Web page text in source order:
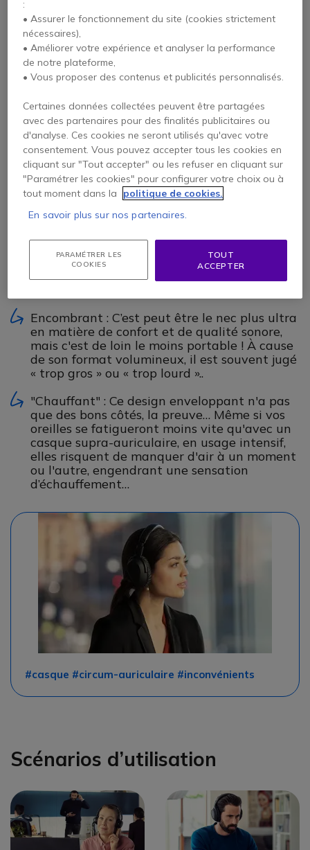
Isolation sonore de pointe : Le design
enveloppant des coussinets over-ear offre
une bien meilleure annulation passive des
bruits de fond (rien à voir avec l'ANC). Vous
pouvez vous plongez à 100% dans vos appels
ou votre musique sans vous soucier de ce
Qualité sonore supérieure : C'est
mathématique, coussinets plus imposants =
haut-parleurs plus grands ! En d'autres
termes, vous profitez d'une reproduction
audio plus précise avec une gamme de
fréquences audio plus large, de quoi vous
envelopper dans un son naturel...
Encombrant : C’est peut être le nec plus ultra
en matière de confort et de qualité sonore,
mais c'est de loin le moins portable ! À cause
de son format volumineux, il est souvent jugé
« trop gros » ou « trop lourd »..
"Chauffant" : Ce design enveloppant n'a pas
que des bons côtés, la preuve… Même si vos
oreilles se fatigueront moins vite qu'avec un
casque supra-auriculaire, en usage intensif,
elles risquent de manquer d'air à un moment
ou l'autre, engendrant une sensation
d’échauffement…
#casque #circum-auriculaire #inconvénients
Scénarios d’utilisation
:
• Assurer le fonctionnement du site (cookies strictement
nécessaires),
• Améliorer votre expérience et analyser la performance
de notre plateforme,
• Vous proposer des contenus et publicités personnalisés.
Certaines données collectées peuvent être partagées
avec des partenaires pour des finalités publicitaires ou
d'analyse. Ces cookies ne seront utilisés qu'avec votre
consentement. Vous pouvez accepter tous les cookies en
cliquant sur "Tout accepter" ou les refuser en cliquant sur
"Paramétrer les cookies" pour configurer votre choix ou à
tout moment dans la
politique de cookies.
En savoir plus sur nos partenaires.
PARAMÉTRER LES
COOKIES
TOUT
ACCEPTER